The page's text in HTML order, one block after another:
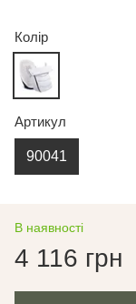
Колір
Артикул
90041
В наявності
4 116 грн